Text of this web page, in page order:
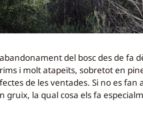
del bosc des de fa
i molt atapeïts, sobretot en
de les ventades. Si no es
gruix, la qual cosa els fa